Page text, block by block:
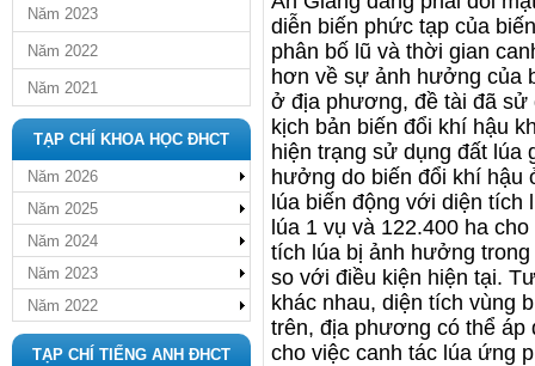
Năm 2023
Năm 2022
Năm 2021
TẠP CHÍ KHOA HỌC ĐHCT
Năm 2026
Năm 2025
Năm 2024
Năm 2023
Năm 2022
TẠP CHÍ TIẾNG ANH ĐHCT
diễn biến phức tạp của
phân bố lũ và thời gian
hơn về sự ảnh hưởng của
ở địa phương, đề tài đã sử
kịch bản biến đổi khí hậu
hiện trạng sử dụng đất lúa
hưởng do biến đổi khí hậu
lúa biến động với diện
lúa 1 vụ và 122.400 ha
tích lúa bị ảnh hưởng
so với điều kiện hiện tại.
khác nhau, diện tích vùng
trên, địa phương có thể áp
cho việc canh tác lúa ứng